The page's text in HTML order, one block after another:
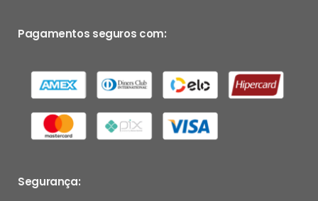
Pagamentos seguros com:
Segurança: